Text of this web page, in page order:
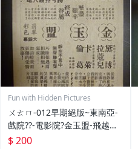
Fun with Hidden Pictures
ㄨㄊㄇ-012早期絕版~東南亞-
戲院??-電影院?金玉盟-飛越杜
鵑窩(紙質乾裂-不完整一律郵
$ 200